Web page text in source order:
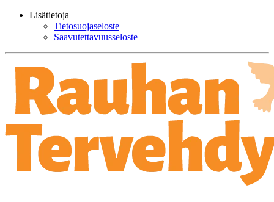
Lisätietoja
Tietosuojaseloste
Saavutettavuusseloste